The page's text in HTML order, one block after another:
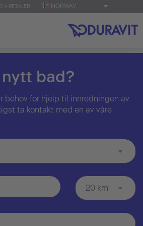
A RETAILER NORWAY
bad?
behov for hjelp til innredningen av
ta kontakt med en av våre
20 km